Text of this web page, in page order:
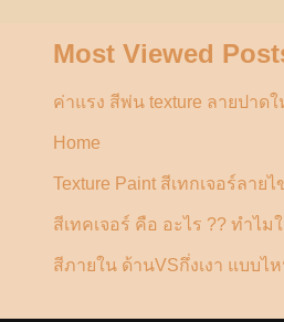
Most Viewed
ค่าแรง สีพ่น texture ลายปาด
Home
Texture Paint สีเทกเจอร์ลาย
สีเทคเจอร์ คือ อะไร ?? ทำไม
สีภายใน ด้านVSกึ่งเงา แบบไ